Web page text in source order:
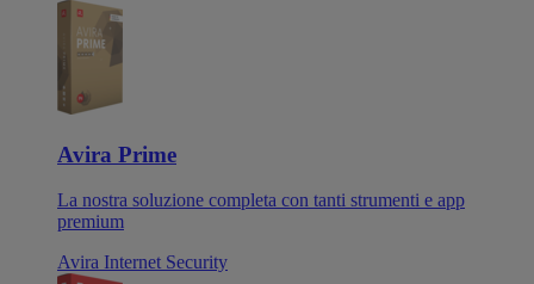
Avira Prime
La nostra soluzione completa con tanti strumenti e app
premium
Avira Internet Security